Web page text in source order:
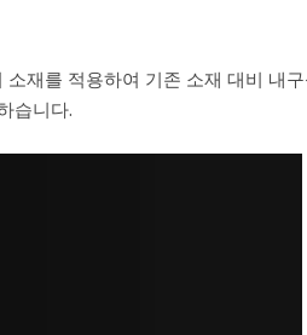
재를 적용하여 기존 소재 대비 내
습니다.